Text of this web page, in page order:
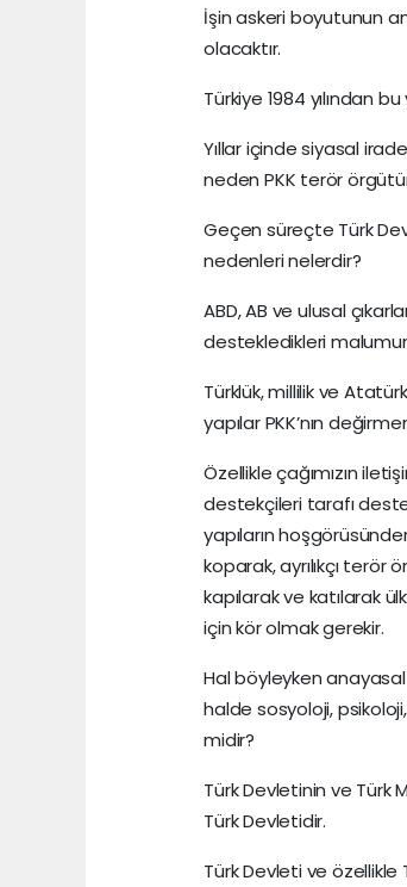
İşin askeri boyutunun
olacaktır.
Türkiye 1984 yılından
Yıllar içinde siyasal
neden PKK terör
Geçen süreçte Türk
nedenleri nelerdir?
ABD, AB ve ulusal
destekledikleri
Türklük, millilik ve
yapılar PKK’nın
Özellikle çağımızın
destekçileri tarafı
yapıların
koparak, ayrılıkçı terör
kapılarak ve katılarak
için kör olmak gerekir.
Hal böyleyken
halde sosyoloji,
midir?
Türk Devletinin ve Türk
Türk Devletidir.
Türk Devleti ve özellikle